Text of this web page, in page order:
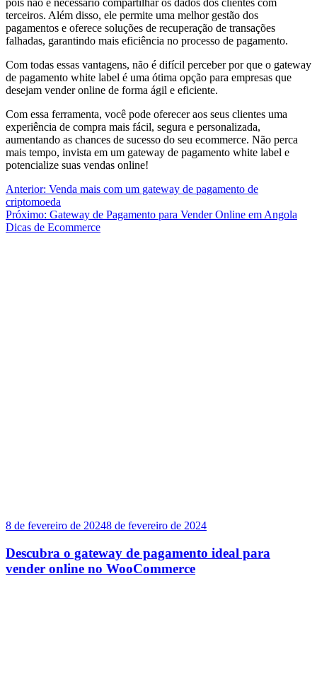
pois não é necessário compartilhar os dados dos clientes com
terceiros. Além disso, ele permite uma melhor gestão dos
pagamentos e oferece soluções de recuperação de transações
falhadas, garantindo mais eficiência no processo de pagamento.
Com todas essas vantagens, não é difícil perceber por que o gateway
de pagamento white label é uma ótima opção para empresas que
desejam vender online de forma ágil e eficiente.
Com essa ferramenta, você pode oferecer aos seus clientes uma
experiência de compra mais fácil, segura e personalizada,
aumentando as chances de sucesso do seu ecommerce. Não perca
mais tempo, invista em um gateway de pagamento white label e
potencialize suas vendas online!
Navegação
de
Post
Anterior: Venda mais com um gateway de pagamento de
criptomoeda
Próximo: Gateway de Pagamento para Vender Online em Angola
Dicas de Ecommerce
8 de fevereiro de 20248 de fevereiro de 2024
Descubra o gateway de pagamento ideal para
vender online no WooCommerce